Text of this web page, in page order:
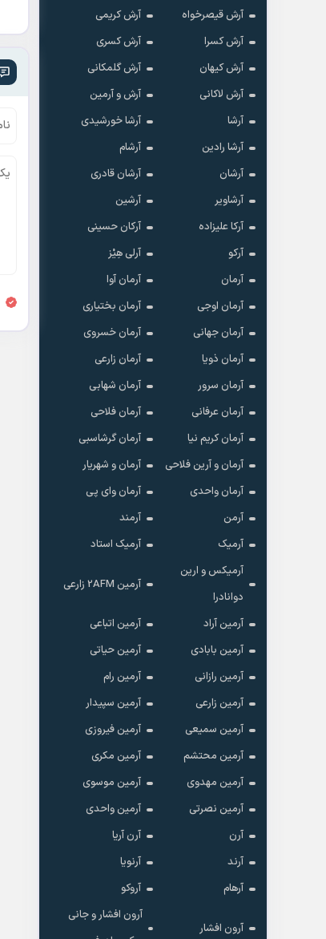
آرش قیصرخواه
آرش کریمی
آرش کسرا
آرش کسری
آرش کیهان
آرش گلمکانی
آرش لاکانی
آرش و آرمین
آرشا
آرشا خورشیدی
آرشا رادین
آرشام
آرشان
آرشان قادری
آرشاویر
آرشین
آرکا علیزاده
آرکان حسینی
آرکو
آرلی هِیْز
آرمان
آرمان آوا
آرمان اوجی
آرمان بختیاری
آرمان جهانی
آرمان خسروی
آرمان ذویا
آرمان زارعی
آرمان سرور
آرمان شهابی
آرمان عرفانی
آرمان فلاحی
آرمان کریم نیا
آرمان گرشاسبی
آرمان و آرین فلاحی
آرمان و شهریار
آرمان واحدی
آرمان وای پی
آرمن
آرمند
آرمیک
آرمیک استاد
آرمیکس و ارین
دوانادرا
آرمین 2AFM زارعی
آرمین آراد
آرمین اتباعی
آرمین بابادی
آرمین حیاتی
آرمین رازانی
آرمین رام
آرمین زارعی
آرمین سپیدار
آرمین سمیعی
آرمین فیروزی
آرمین محتشم
آرمین مکری
آرمین مهدوی
آرمین موسوی
آرمین نصرتی
آرمین واحدی
آرن
آرن آریا
آرند
آرنویا
آرهام
آروکو
آرون افشار
آرون افشار و جانی